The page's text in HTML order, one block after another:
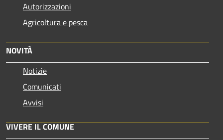
Autorizzazioni
Agricoltura e pesca
NOVITÀ
Notizie
Comunicati
Avvisi
VIVERE IL COMUNE